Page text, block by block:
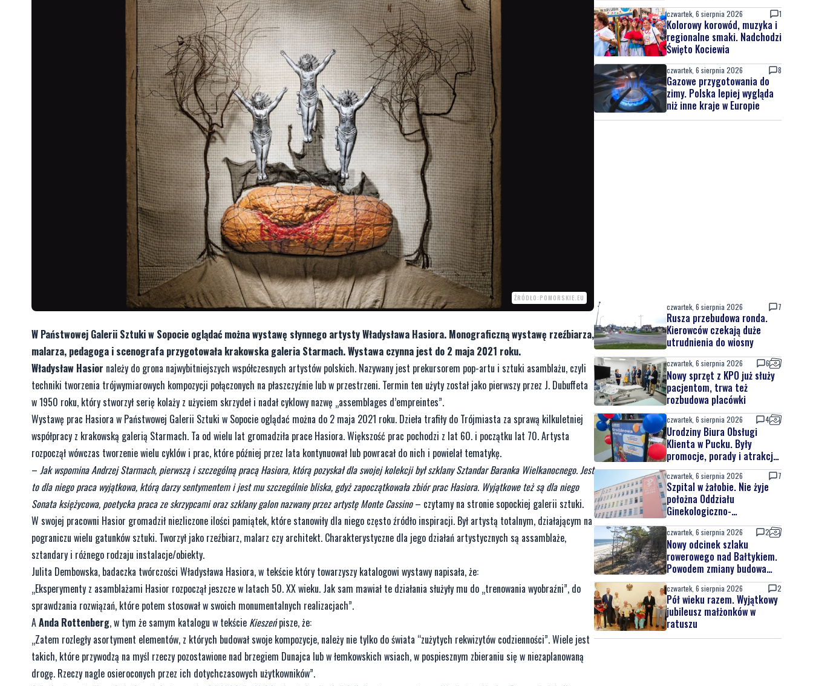
ŹRÓDŁO:POMORSKIE.EU
W Państwowej Galerii Sztuki w Sopocie oglądać można wystawę słynnego artysty Władysława Hasiora. Monograficzną wystawę rzeźbiarza,
malarza, pedagoga i scenografa przygotowała krakowska galeria Starmach. Wystawa czynna jest do 2 maja 2021 roku.
Władysław Hasior należy do grona najwybitniejszych współczesnych artystów polskich. Nazywany jest prekursorem pop-artu i sztuki asamblażu, czyli
techniki tworzenia trójwymiarowych kompozycji połączonych na płaszczyźnie lub w przestrzeni. Termin ten użyty został jako pierwszy przez J. Dubuffeta
w 1950 roku, który stworzył serię kolaży z użyciem skrzydeł i nadał cyklowy nazwę „assemblages d’empreintes”.
Wystawę prac Hasiora w Państwowej Galerii Sztuki w Sopocie oglądać można do 2 maja 2021 roku. Dzieła trafiły do Trójmiasta za sprawą kilkuletniej
współpracy z krakowską galerią Starmach. Ta od wielu lat gromadziła prace Hasiora. Większość prac pochodzi z lat 60. i początku lat 70. Artysta
rozpoczął wówczas tworzenie wielu cyklów i prac, które później przez lata kontynuował lub powracał do nich i powielał tematykę.
– Jak wspomina Andrzej Starmach, pierwszą i szczególną pracą Hasiora, którą pozyskał dla swojej kolekcji był szklany Sztandar Baranka Wielkanocnego. Jest
to dla niego praca wyjątkowa, którą darzy sentymentem i jest mu szczególnie bliska, gdyż zapoczątkowała zbiór prac Hasiora. Wyjątkowe też są dla niego
Sonata księżycowa, poetycka praca ze skrzypcami oraz szklany galon nazwany przez artystę Monte Cassino– czytamy na stronie sopockiej galerii sztuki.
W swojej pracowni Hasior gromadził niezliczone ilości pamiątek, które stanowiły dla niego często źródło inspiracji. Był artystą totalnym, działającym na
pograniczu wielu gatunków sztuki. Tworzył jako rzeźbiarz, malarz czy architekt. Charakterystyczne dla jego działań artystycznych są assamblaże,
sztandary i różnego rodzaju instalacje/obiekty.
Julita Dembowska, badaczka twórczości Władysława Hasiora, w tekście który towarzyszy katalogowi wystawy napisała, że:
„Eksperymenty z asamblażami Hasior rozpoczął jeszcze w latach 50. XX wieku. Jak sam mawiał te działania służyły mu do „trenowania wyobraźni”, do
sprawdzania rozwiązań, które potem stosował w swoich monumentalnych realizacjach”.
AAnda Rottenberg, w tym że samym katalogu w tekście Kieszeńpisze, że:
„Zatem rozległy asortyment elementów, z których budował swoje kompozycje, należy nie tylko do świata “zużytych rekwizytów codzienności”. Wiele jest
takich, które przywodzą na myśl rzeczy pozostawione nad brzegiem Dunajca lub w łemkowskich wsiach, w pospiesznym zbieraniu się w niezaplanowaną
drogę. Rzeczy nagle osieroconych przez ich dotychczasowych użytkowników”.
czwartek, 6 sierpnia 2026 1
Kolorowy korowód, muzyka i
regionalne smaki. Nadchodzi
Święto Kociewia
czwartek, 6 sierpnia 2026 8
Gazowe przygotowania do
zimy. Polska lepiej wygląda
niż inne kraje w Europie
czwartek, 6 sierpnia 2026 7
Rusza przebudowa ronda.
Kierowców czekają duże
utrudnienia do wiosny
czwartek, 6 sierpnia 2026 6
Nowy sprzęt z KPO już służy
pacjentom, trwa też
rozbudowa placówki
czwartek, 6 sierpnia 2026 4
Urodziny Biura Obsługi
Klienta w Pucku. Były
promocje, porady i atrakcje
dla najmłodszych
czwartek, 6 sierpnia 2026 7
Szpital w żałobie. Nie żyje
położna Oddziału
Ginekologiczno-
Położniczego
czwartek, 6 sierpnia 2026 2
Nowy odcinek szlaku
rowerowego nad Bałtykiem.
Powodem zmiany budowa
elektrowni jądrowej
czwartek, 6 sierpnia 2026 2
Pół wieku razem. Wyjątkowy
jubileusz małżonków w
ratuszu